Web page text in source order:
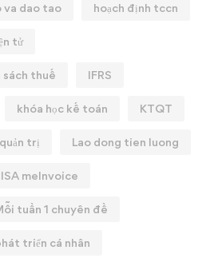
va dao tao hoạch định tccn
tử
sách thuế IFRS
khóa học kế toán KTQT
trị Lao dong tien luong
meInvoice
tuần 1 chuyên đề
triển cá nhân